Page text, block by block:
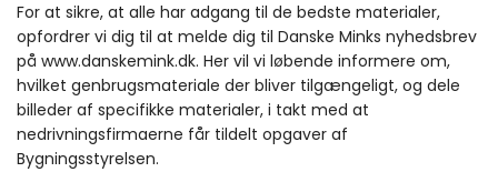
For at sikre, at alle har adgang til de bedste materialer,
opfordrer vi dig til at melde dig til Danske Minks nyhedsbrev
på www.danskemink.dk. Her vil vi løbende informere om,
hvilket genbrugsmateriale der bliver tilgængeligt, og dele
billeder af specifikke materialer, i takt med at
nedrivningsfirmaerne får tildelt opgaver af
Bygningsstyrelsen.